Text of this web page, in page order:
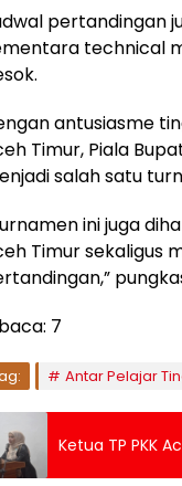
pertandingan
technical
antusiasme
Timur, Piala
salah satu
ini juga
Timur sekaligus
7
Antar Pelajar
Ketua TP PKK